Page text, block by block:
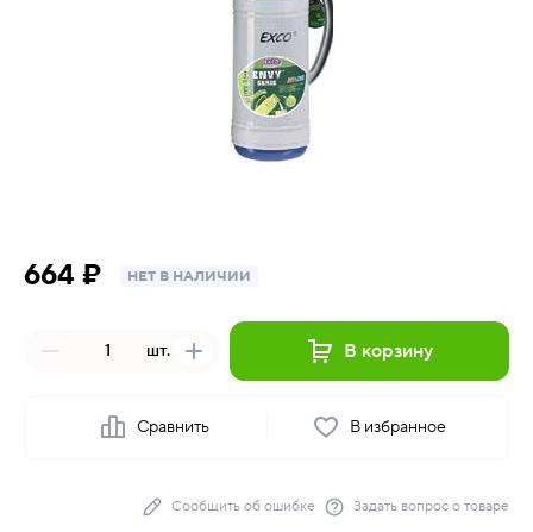
664 ₽ НЕТ В НАЛИЧИИ
шт. В корзину
Сравнить В избранное
Сообщить об ошибке Задать вопрос о товаре